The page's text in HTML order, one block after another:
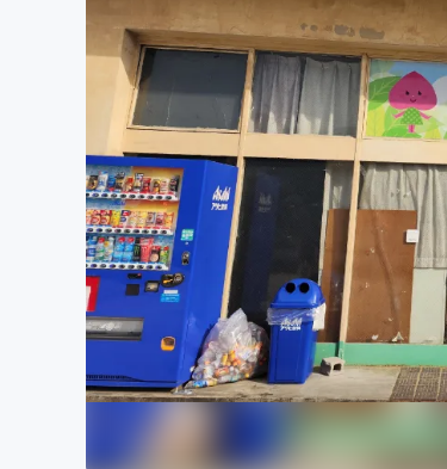
映像・映画
ビジネス・起業
まちづくり・地域活性化